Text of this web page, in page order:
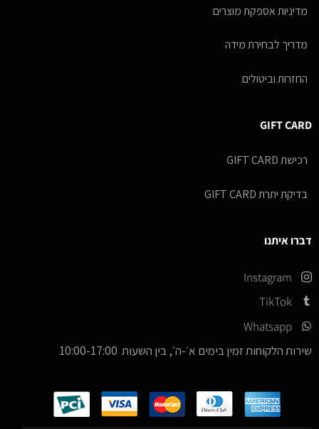
מדיניות אספקת מוצרים
מדריך לבחירת מידה
החזרות וביטולים
GIFT CARD
רכישת GIFT CARD
בדיקת יתרת GIFT CARD
דברו איתנו
Instagram
TikTok
Whatsapp
שירות הלקוחות זמין בימים א׳-ה׳, בין השעות 10:00-17:00